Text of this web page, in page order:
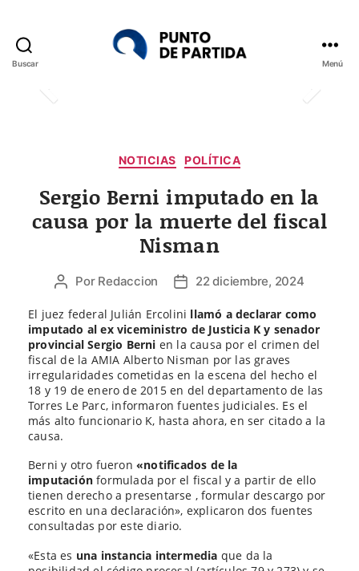
Buscar Menú
Categorías
NOTICIAS POLÍTICA
Sergio Berni imputado en la
causa por la muerte del fiscal
Nisman
Autor
la
entrada
Por Redaccion
Fecha
la
entrada
22 diciembre, 2024
El juez federal Julián Ercolini llamó a declarar como
imputado al ex viceministro de Justicia K y senador
provincial Sergio Berni en la causa por el crimen del
fiscal de la AMIA Alberto Nisman por las graves
irregularidades cometidas en la escena del hecho el
18 y 19 de enero de 2015 en del departamento de las
Torres Le Parc, informaron fuentes judiciales. Es el
más alto funcionario K, hasta ahora, en ser citado a la
causa.
Berni y otro fueron «notificados de la
imputación formulada por el fiscal y a partir de ello
tienen derecho a presentarse , formular descargo por
escrito en una declaración», explicaron dos fuentes
consultadas por este diario.
«Esta es una instancia intermedia que da la